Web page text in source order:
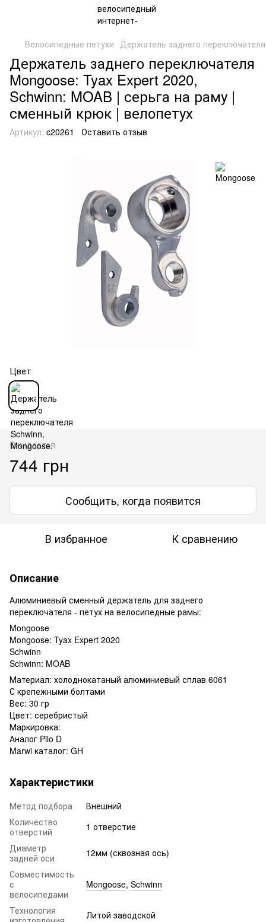
Велосипедные петухи Держатель заднего
Держатель заднего переключателя
Mongoose: Tyax Expert 2020,
Schwinn: MOAB | серьга на раму |
сменный крюк | велопетух
Артикул: c20261 Оставить отзыв
Цвет
Ожидается
744 грн
Сообщить, когда появится
В избранное К сравнению
Описание
Алюминиевый сменный держатель для заднего
переключателя - петух на велосипедные рамы:
Mongoose
Mongoose: Tyax Expert 2020
Schwinn
Schwinn: MOAB
Материал: холоднокатаный алюминиевый сплав 6061
С крепежными болтами
Вес: 30 гр
Цвет: серебристый
Маркировка:
Аналог Pilo D
Marwi каталог: GH
Характеристики
Метод подбора
Внешний
Количество
отверстий
1 отверстие
Диаметр
задней оси
12мм (сквозная ось)
Совместимость
с
велосипедами
Mongoose, Schwinn
Технология
Литой заводской